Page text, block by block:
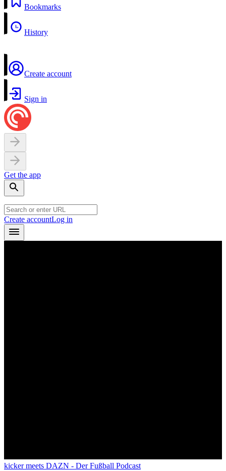
Bookmarks
History
Create account
Sign in
Get the app
Create accountLog in
kicker meets DAZN - Der Fußball Podcast